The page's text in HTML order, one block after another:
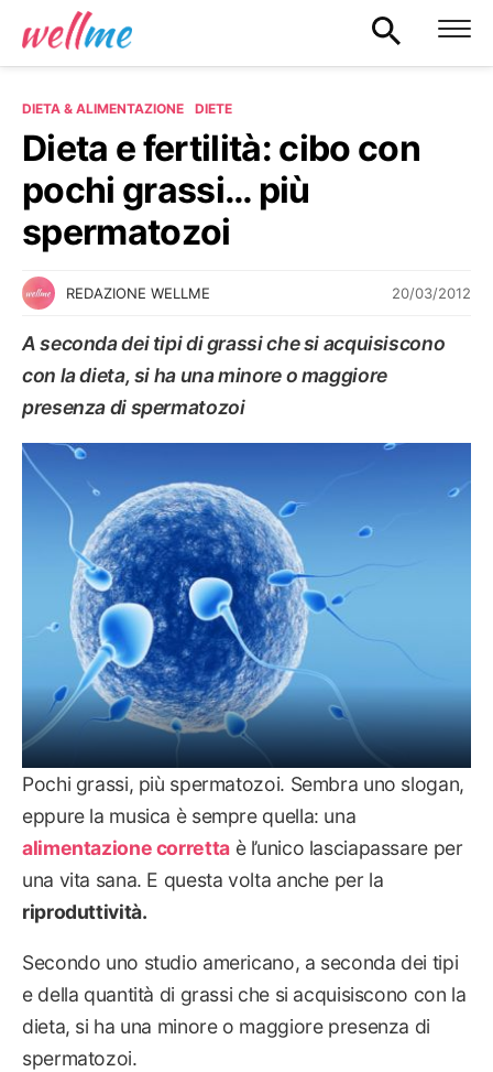
DIETA & ALIMENTAZIONE DIETE
Dieta e fertilità: cibo con
pochi grassi… più
spermatozoi
REDAZIONE WELLME 20/03/2012
A seconda dei tipi di grassi che si acquisiscono
con la dieta, si ha una minore o maggiore
presenza di spermatozoi
DIETE
Pochi grassi, più spermatozoi. Sembra uno slogan,
eppure la musica è sempre quella: una
alimentazione correttaè l’unico lasciapassare per
una vita sana. E questa volta anche per la
riproduttività.
Secondo uno studio americano, a seconda dei tipi
e della quantità di grassi che si acquisiscono con la
dieta, si ha una minore o maggiore presenza di
spermatozoi.